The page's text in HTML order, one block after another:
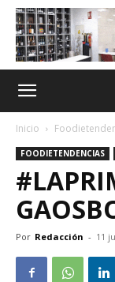
Inicio
FOODIETENDENCIAS
Por Redacción - 11